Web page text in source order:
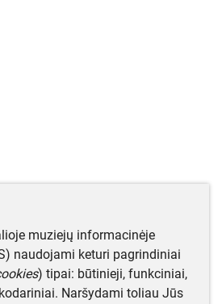
muziejų informacinėje
naudojami keturi pagrindiniai
) tipai: būtinieji, funkciniai,
Naršydami toliau Jūs